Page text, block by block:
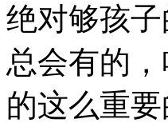
绝对够孩
总会有的
的这么重